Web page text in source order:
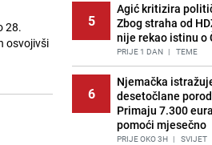
28.
osvojivši
5
Agić kritizira
Zbog straha od
nije rekao istinu o
PRIJE 1 DAN | TEME
6
Njemačka
desetočlane
Primaju 7.300
pomoći mjesečno
PRIJE OKO 3H | SVIJET